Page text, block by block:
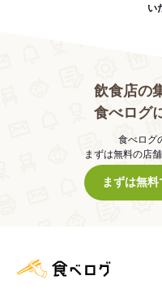
い
飲食店の
食べログ
食べログ
まずは無料の店
まずは無